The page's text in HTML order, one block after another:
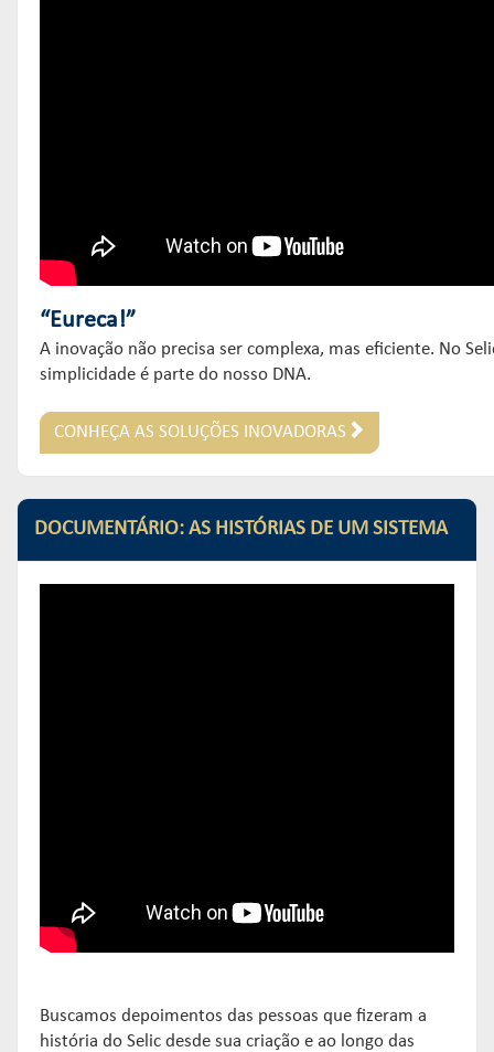
“Eureca!”
A inovação não precisa ser complexa, mas eficiente. No
simplicidade é parte do nosso DNA.
CONHEÇA AS SOLUÇÕES INOVADORAS
DOCUMENTÁRIO: AS HISTÓRIAS DE UM SISTEMA
Buscamos depoimentos das pessoas que fizeram a
história do Selic desde sua criação e ao longo das